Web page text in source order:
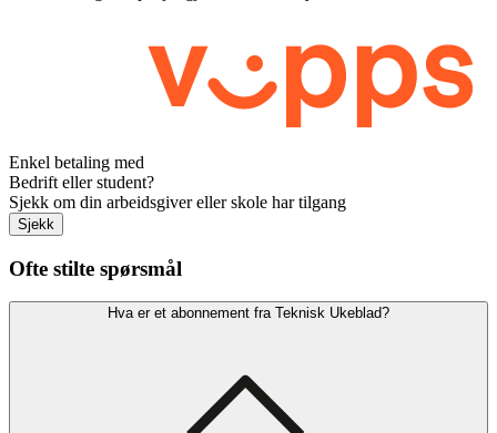
Enkel betaling med
Bedrift eller student?
Sjekk om din arbeidsgiver eller skole har tilgang
Sjekk
Ofte stilte spørsmål
Hva er et abonnement fra Teknisk Ukeblad?